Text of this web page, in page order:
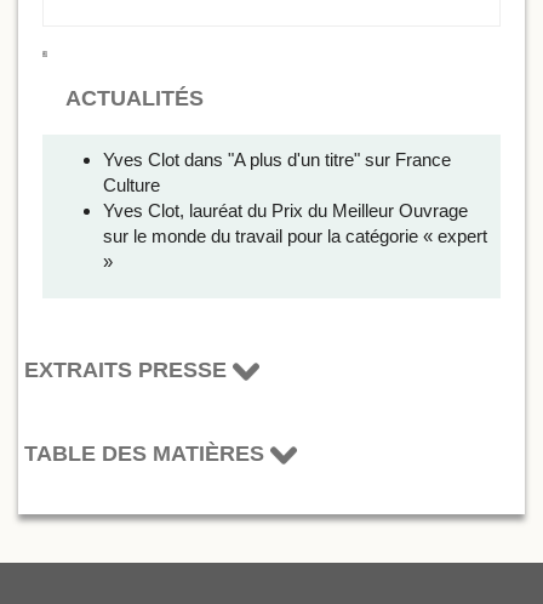
ACTUALITÉS
Yves Clot dans "A plus d'un titre" sur France
Culture
Yves Clot, lauréat du Prix du Meilleur Ouvrage
sur le monde du travail pour la catégorie « expert
»
EXTRAITS PRESSE
TABLE DES MATIÈRES